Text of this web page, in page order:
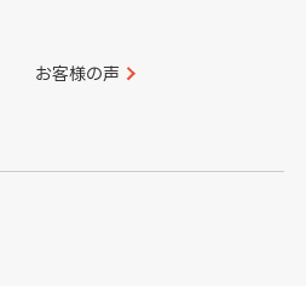
愛媛県
宮崎県
お客様の声